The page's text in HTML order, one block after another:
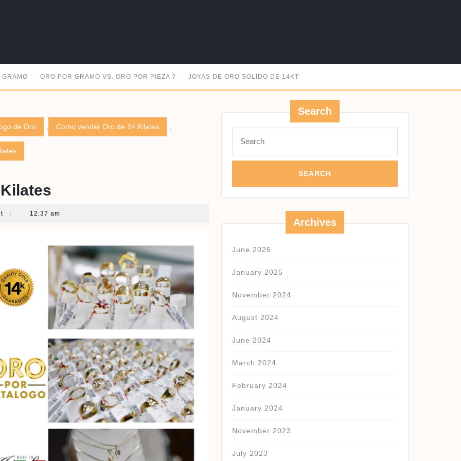
ORO POR GRAMO VS. ORO POR PIEZA ? JOYAS DE ORO SOLIDO DE 14KT
de Oro Como vender Oro de 14 Kilates
12:37 am
Search
for:
Archives
June 2025
January 2025
November 2024
August 2024
June 2024
March 2024
February 2024
January 2024
November 2023
July 2023